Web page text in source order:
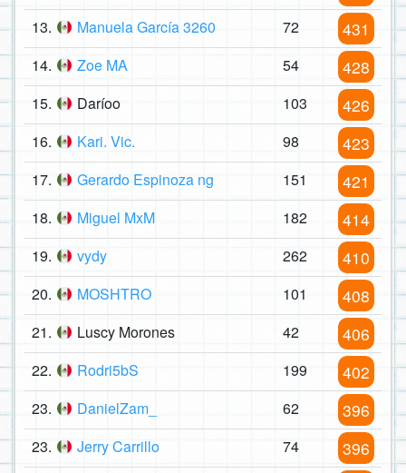
13. Manuela García 3260 72 431
14. Zoe MA 54 428
15. Daríoo 103 426
16. Kari. Vic. 98 423
17. Gerardo Espinoza ng 151 421
18. Miguel MxM 182 414
19. vydy 262 410
20. MOSHTRO 101 408
21. Luscy Morones 42 406
22. Rodri5bS 199 402
23. DanielZam_ 62 396
23. Jerry Carrillo 74 396